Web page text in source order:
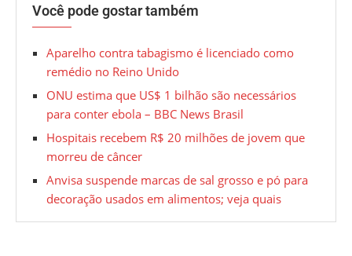
Você pode gostar também
Aparelho contra tabagismo é licenciado como
remédio no Reino Unido
ONU estima que US$ 1 bilhão são necessários
para conter ebola – BBC News Brasil
Hospitais recebem R$ 20 milhões de jovem que
morreu de câncer
Anvisa suspende marcas de sal grosso e pó para
decoração usados em alimentos; veja quais